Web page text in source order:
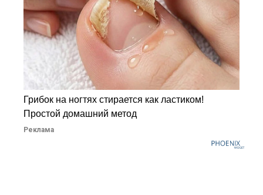
Грибок на ногтях стирается как ластиком!
Простой домашний метод
Реклама